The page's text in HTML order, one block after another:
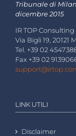
Tribunale di
dicembre 2015
IR TOP Consulting
Via Bigli 19, 20121
Tel. +39 02
Fax +39 02
LINK UTILI
Disclaimer